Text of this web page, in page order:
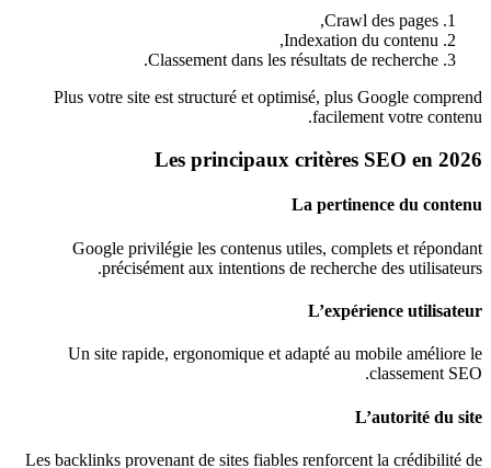
Crawl des pages,
Indexation du contenu,
Classement dans les résultats de recherche.
Plus votre site est structuré et optimisé, plus Google comprend
facilement votre contenu.
Les principaux critères SEO en 2026
La pertinence du contenu
Google privilégie les contenus utiles, complets et répondant
précisément aux intentions de recherche des utilisateurs.
L’expérience utilisateur
Un site rapide, ergonomique et adapté au mobile améliore le
classement SEO.
L’autorité du site
Les backlinks provenant de sites fiables renforcent la crédibilité de